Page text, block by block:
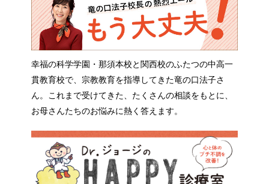
幸福の科学学園・那須本校と関西校のふたつの中高一
貫教育校で、宗教教育を指導してきた竜の口法子さ
ん。これまで受けてきた、たくさんの相談をもとに、
お母さんたちのお悩みに熱く答えます。